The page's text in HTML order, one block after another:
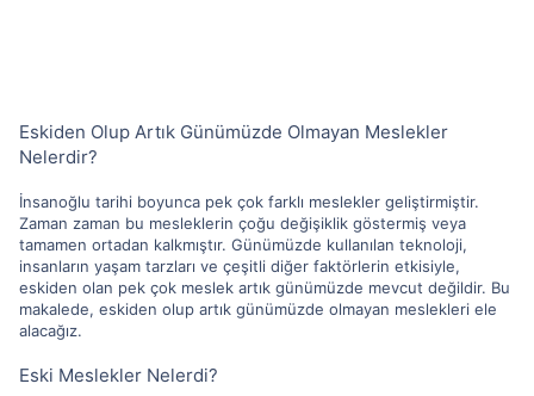
Eskiden Olup Artık Günümüzde Olmayan Meslekler
Nelerdir?
İnsanoğlu tarihi boyunca pek çok farklı meslekler geliştirmiştir.
Zaman zaman bu mesleklerin çoğu değişiklik göstermiş veya
tamamen ortadan kalkmıştır. Günümüzde kullanılan teknoloji,
insanların yaşam tarzları ve çeşitli diğer faktörlerin etkisiyle,
eskiden olan pek çok meslek artık günümüzde mevcut değildir. Bu
makalede, eskiden olup artık günümüzde olmayan meslekleri ele
alacağız.
Eski Meslekler Nelerdi?